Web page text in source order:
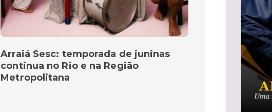
Arraiá Sesc: temporada de juninas
continua no Rio e na Região
Metropolitana